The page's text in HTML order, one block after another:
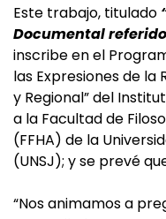
Este trabajo, titulado
Documental
inscribe en el
las Expresiones de la
y Regional” del
a la Facultad de
(FFHA) de la
(UNSJ); y se prevé
“Nos animamos a